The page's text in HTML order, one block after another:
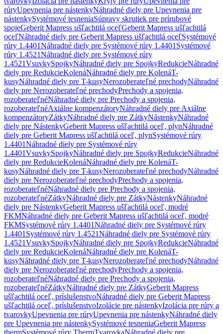
rúryUpevnenia pre nástenkyNáhradné diely pre Upevnenia pre
nástenkySystémové tesneniaSúpravy skrutiek pre prírubové
spojeGeberit Mapress ušľachtilá oceľGeberit Mapress ušľachtilá
oceľNáhradné diely pre Geberit Mapress ušľachtilá oceľSystémové
rúry 1.4401Náhradné diely pre Systémové rúry 1.4401 Systémové
rúry 1.4521Náhradné diely pre Systémové rúry
1.4521VsuvkySpojkyNáhradné diely pre SpojkyRedukcieNáhradné
diely pre RedukcieKolenáNáhradné diely pre KolenáT-
kusyNáhradné diely pre T-kusyNerozoberateľné prechodyNáhradné
diely pre Nerozoberateľné prechodyPrechody a spojenia,
rozoberateľnéNáhradné diely pre Prechody a spojenia,
rozoberateľnéAxiálne kompenzátoryNáhradné diely pre Axiálne
kompenzátoryZátkyNáhradné diely pre ZátkyNástenkyNáhradné
diely pre NástenkyGeberit Mapress ušľachtilá oceľ, plynNáhradné
diely pre Geberit Mapress ušľachtilá oceľ, plynSystémové rúry
1.4401Náhradné diely pre Systémové rúry
1.4401VsuvkySpojkyNáhradné diely pre SpojkyRedukcieNáhradné
diely pre RedukcieKolenáNáhradné diely pre KolenáT-
kusyNáhradné diely pre T-kusyNerozoberateľné prechodyNáhradné
diely pre Nerozoberateľné prechodyPrechody a spojenia,
rozoberateľnéNáhradné diely pre Prechody a spojenia,
rozoberateľnéZátkyNáhradné diely pre ZátkyNástenkyNáhradné
diely pre NástenkyGeberit Mapress ušľachtilá oceľ, modré
FKMNáhradné diely pre Geberit Mapress ušľachtilá oceľ, modré
FKMSystémové rúry 1.4401Náhradné diely pre Systémové rúry
1.4401 Systémové rúry 1.4521Náhradné diely pre Systémové rúry
1.4521VsuvkySpojkyNáhradné diely pre SpojkyRedukcieNáhradné
diely pre RedukcieKolenáNáhradné diely pre KolenáT-
kusyNáhradné diely pre T-kusyNerozoberateľné prechodyNáhradné
diely pre Nerozoberateľné prechodyPrechody a spojenia,
rozoberateľnéNáhradné diely pre Prechody a spojenia,
rozoberateľnéZátkyNáhradné diely pre ZátkyGeberit Mapress
ušľachtilá oceľ, príslušenstvoNáhradné diely pre Geberit Mapress
ušľachtilá oceľ, príslušenstvoIzolácie pre nástenkyIzolácia pre rúry a
tvarovkyUpevnenia pre rúryUpevnenia pre nástenkyNáhradné diely
pre Upevnenia pre nástenkySystémové tesneniaGeberit Mapress
thermSystémové rúry ThermTvarovkaNáhradné diely pre